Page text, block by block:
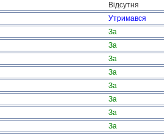
Відсутня
Утримався
За
За
За
За
За
За
За
За